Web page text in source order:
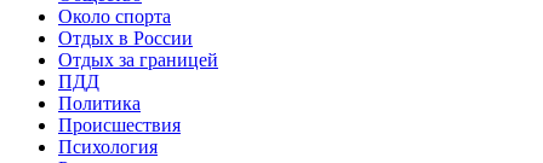
Около спорта
Отдых в России
Отдых за границей
ПДД
Политика
Происшествия
Психология